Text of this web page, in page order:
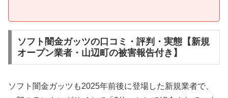
ソフト闇金ガッツの口コミ・評判・実態【新規
オープン業者・山辺町の被害報告付き】
ソフト闇金ガッツも2025年前後に登場した新規業者で、